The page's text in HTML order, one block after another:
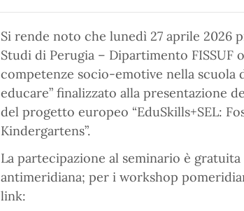
Si rende noto che lunedì 27 aprile 2026
Studi di Perugia – Dipartimento FISSUF
competenze socio-emotive nella scuola
educare” finalizzato alla presentazione
del progetto europeo “EduSkills+SEL:
Kindergartens”.
La partecipazione al seminario è
antimeridiana; per i workshop
link: